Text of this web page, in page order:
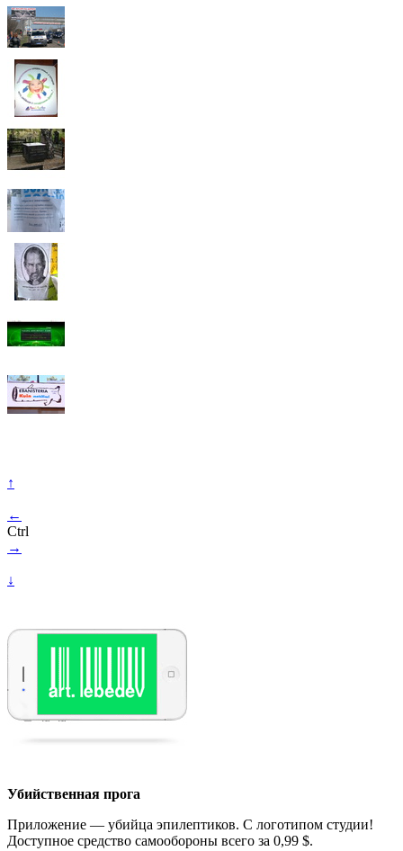
↑
←
Ctrl
→
↓
Убийственная прога
Приложение — убийца эпилептиков. С логотипом студии!
Доступное средство самообороны всего за 0,99 $.